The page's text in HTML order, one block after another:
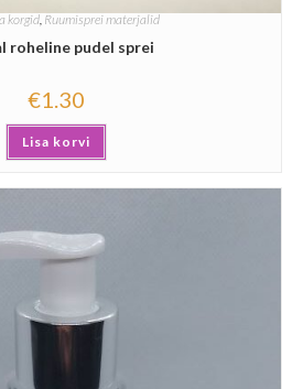
korgid, Ruumisprei materjalid
roheline pudel sprei
€1.30
Lisa korvi